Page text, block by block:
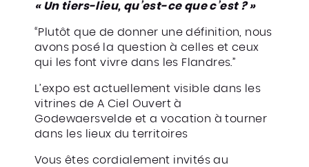
« Un tiers-lieu, qu’est-ce que c’est ? »
“Plutôt que de donner une définition, nous
avons posé la question à celles et ceux
qui les font vivre dans les Flandres.”
L’expo est actuellement visible dans les
vitrines de A Ciel Ouvert à
Godewaersvelde et a vocation à tourner
dans les lieux du territoires
Vous êtes cordialement invités au